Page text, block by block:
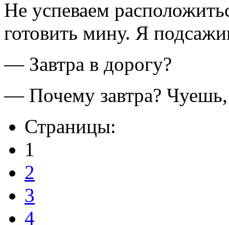
Не успеваем
готовить мину. Я
— Завтра в дорогу?
— Почему завтра?
Страницы:
1
2
3
4